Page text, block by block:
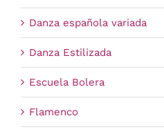
Carrito
Danza española variada
Danza Estilizada
Escuela Bolera
Flamenco